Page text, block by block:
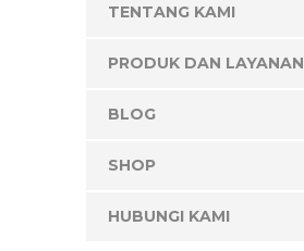
TENTANG KAMI
PRODUK DAN LAYANAN
BLOG
SHOP
HUBUNGI KAMI